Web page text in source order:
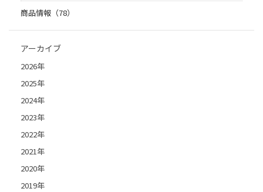
商品情報（78）
アーカイブ
2026年
2025年
2024年
2023年
2022年
2021年
2020年
2019年